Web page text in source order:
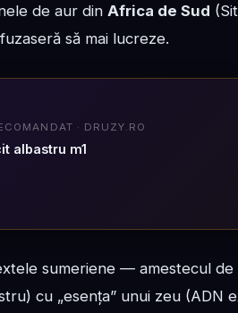
de aur din Africa de Sud
să mai lucreze.
· DRUZY.RO
albastru m1
sumeriene — amestecul
cu „esența” unui zeu